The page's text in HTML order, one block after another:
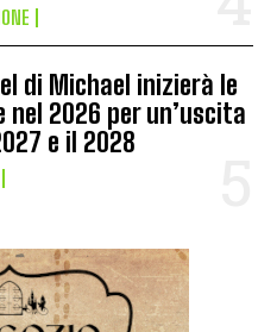
di Michael inizierà le
nel 2026 per un’uscita
e il 2028